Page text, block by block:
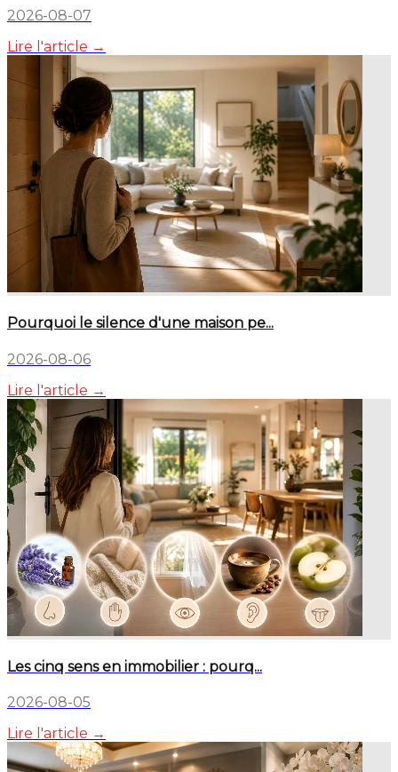
2026-08-07
Lire l'article →
Pourquoi le silence d'une maison pe...
2026-08-06
Lire l'article →
Les cinq sens en immobilier : pourq...
2026-08-05
Lire l'article →